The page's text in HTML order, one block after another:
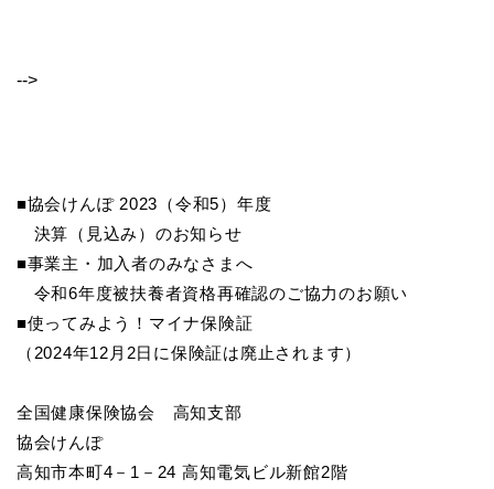
-->
■協会けんぽ 2023（令和5）年度
決算（見込み）のお知らせ
■事業主・加入者のみなさまへ
令和6年度被扶養者資格再確認のご協力のお願い
■使ってみよう！マイナ保険証
（2024年12月2日に保険証は廃止されます）
全国健康保険協会 高知支部
協会けんぽ
高知市本町4－1－24 高知電気ビル新館2階